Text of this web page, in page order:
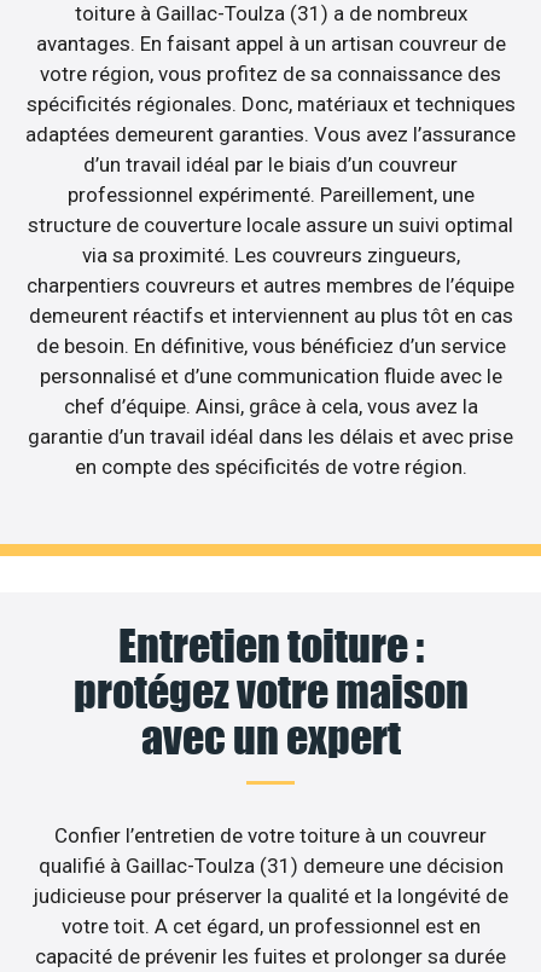
toiture à Gaillac-Toulza (31) a de nombreux
avantages. En faisant appel à un artisan couvreur de
votre région, vous profitez de sa connaissance des
spécificités régionales. Donc, matériaux et techniques
adaptées demeurent garanties. Vous avez l’assurance
d’un travail idéal par le biais d’un couvreur
professionnel expérimenté. Pareillement, une
structure de couverture locale assure un suivi optimal
via sa proximité. Les couvreurs zingueurs,
charpentiers couvreurs et autres membres de l’équipe
demeurent réactifs et interviennent au plus tôt en cas
de besoin. En définitive, vous bénéficiez d’un service
personnalisé et d’une communication fluide avec le
chef d’équipe. Ainsi, grâce à cela, vous avez la
garantie d’un travail idéal dans les délais et avec prise
en compte des spécificités de votre région.
Entretien toiture :
protégez votre maison
avec un expert
Confier l’entretien de votre toiture à un couvreur
qualifié à Gaillac-Toulza (31) demeure une décision
judicieuse pour préserver la qualité et la longévité de
votre toit. A cet égard, un professionnel est en
capacité de prévenir les fuites et prolonger sa durée